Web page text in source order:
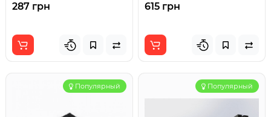
287 грн 615 грн
Популярный Популярный